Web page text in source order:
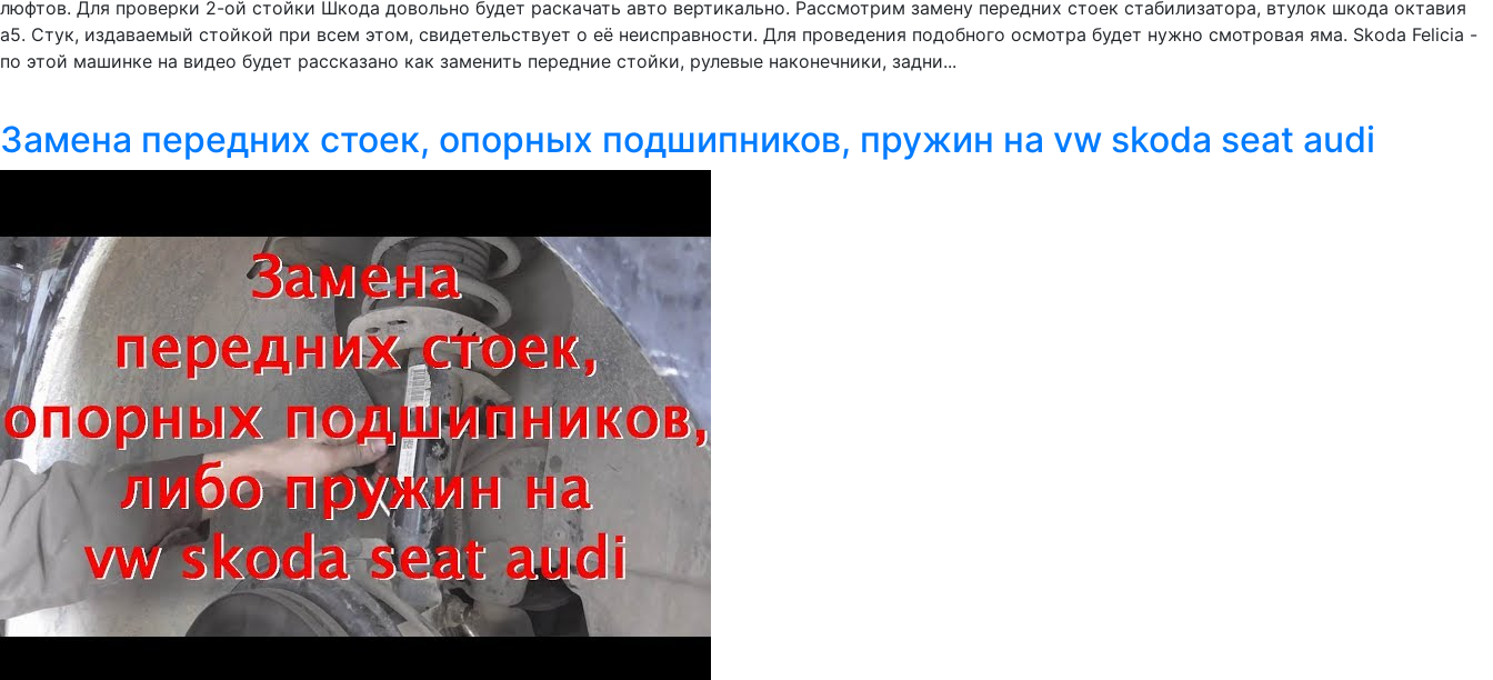
люфтов. Для проверки 2-ой стойки Шкода довольно будет раскачать авто вертикально. Рассмотрим замену передних стоек стабилизатора, втулок шкода октавия
а5. Стук, издаваемый стойкой при всем этом, свидетельствует о её неисправности. Для проведения подобного осмотра будет нужно смотровая яма. Skoda Felicia -
по этой машинке на видео будет рассказано как заменить передние стойки, рулевые наконечники, задни...
Замена передних стоек, опорных подшипников, пружин на vw skoda seat audi